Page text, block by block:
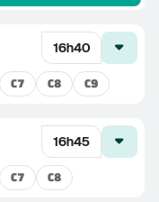
16h40
C7 C8 C9
16h45
C7 C8